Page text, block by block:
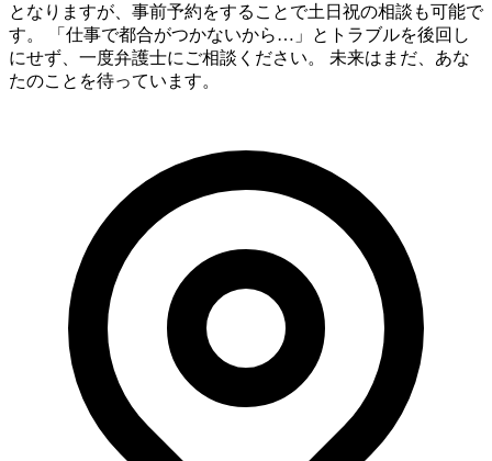
となりますが、事前予約をすることで土日祝の相談も可能で
す。 「仕事で都合がつかないから…」とトラブルを後回し
にせず、一度弁護士にご相談ください。 未来はまだ、あな
たのことを待っています。